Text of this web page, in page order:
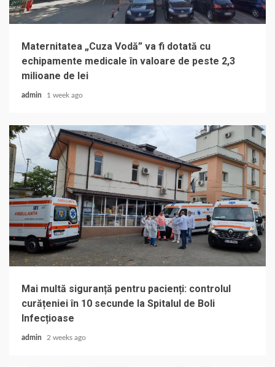
Maternitatea „Cuza Vodă” va fi dotată cu
echipamente medicale în valoare de peste 2,3
milioane de lei
admin 1 week ago
Mai multă siguranță pentru pacienți: controlul
curățeniei în 10 secunde la Spitalul de Boli
Infecțioase
admin 2 weeks ago